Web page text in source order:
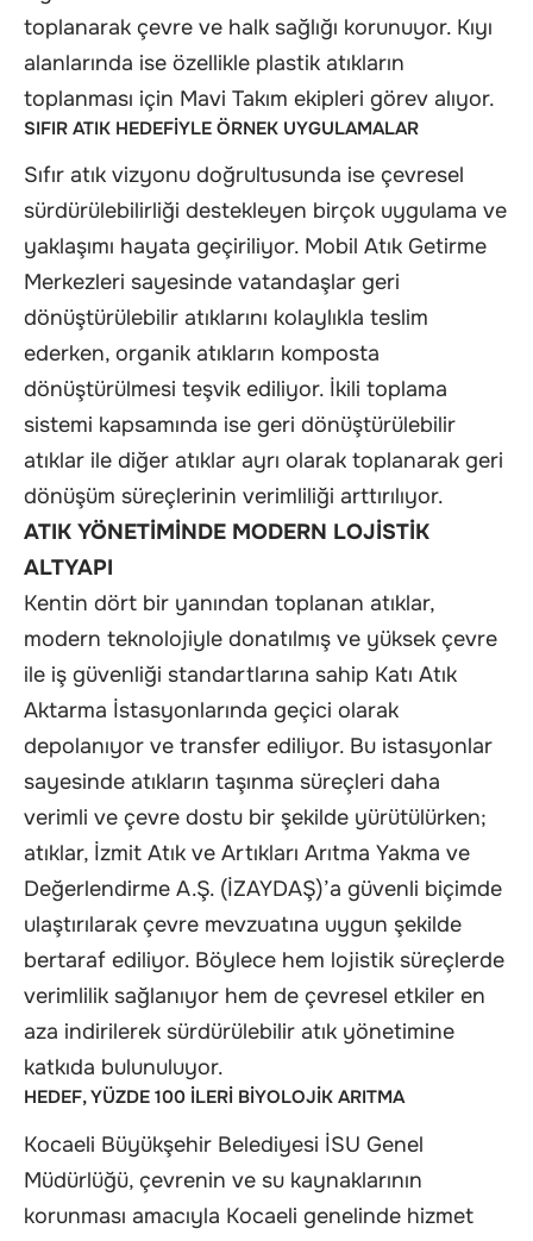
toplanarak çevre ve halk sağlığı korunuyor. Kıyı
alanlarında ise özellikle plastik atıkların
toplanması için Mavi Takım ekipleri görev alıyor.
SIFIR ATIK HEDEFİYLE ÖRNEK UYGULAMALAR
Sıfır atık vizyonu doğrultusunda ise çevresel
sürdürülebilirliği destekleyen birçok uygulama ve
yaklaşımı hayata geçiriliyor. Mobil Atık Getirme
Merkezleri sayesinde vatandaşlar geri
dönüştürülebilir atıklarını kolaylıkla teslim
ederken, organik atıkların komposta
dönüştürülmesi teşvik ediliyor. İkili toplama
sistemi kapsamında ise geri dönüştürülebilir
atıklar ile diğer atıklar ayrı olarak toplanarak geri
dönüşüm süreçlerinin verimliliği arttırılıyor.
ATIK YÖNETİMİNDE MODERN LOJİSTİK
ALTYAPI
Kentin dört bir yanından toplanan atıklar,
modern teknolojiyle donatılmış ve yüksek çevre
ile iş güvenliği standartlarına sahip Katı Atık
Aktarma İstasyonlarında geçici olarak
depolanıyor ve transfer ediliyor. Bu istasyonlar
sayesinde atıkların taşınma süreçleri daha
verimli ve çevre dostu bir şekilde yürütülürken;
atıklar, İzmit Atık ve Artıkları Arıtma Yakma ve
Değerlendirme A.Ş. (İZAYDAŞ)’a güvenli biçimde
ulaştırılarak çevre mevzuatına uygun şekilde
bertaraf ediliyor. Böylece hem lojistik süreçlerde
verimlilik sağlanıyor hem de çevresel etkiler en
aza indirilerek sürdürülebilir atık yönetimine
katkıda bulunuluyor.
HEDEF, YÜZDE 100 İLERİ BİYOLOJİK ARITMA
Kocaeli Büyükşehir Belediyesi İSU Genel
Müdürlüğü, çevrenin ve su kaynaklarının
korunması amacıyla Kocaeli genelinde hizmet